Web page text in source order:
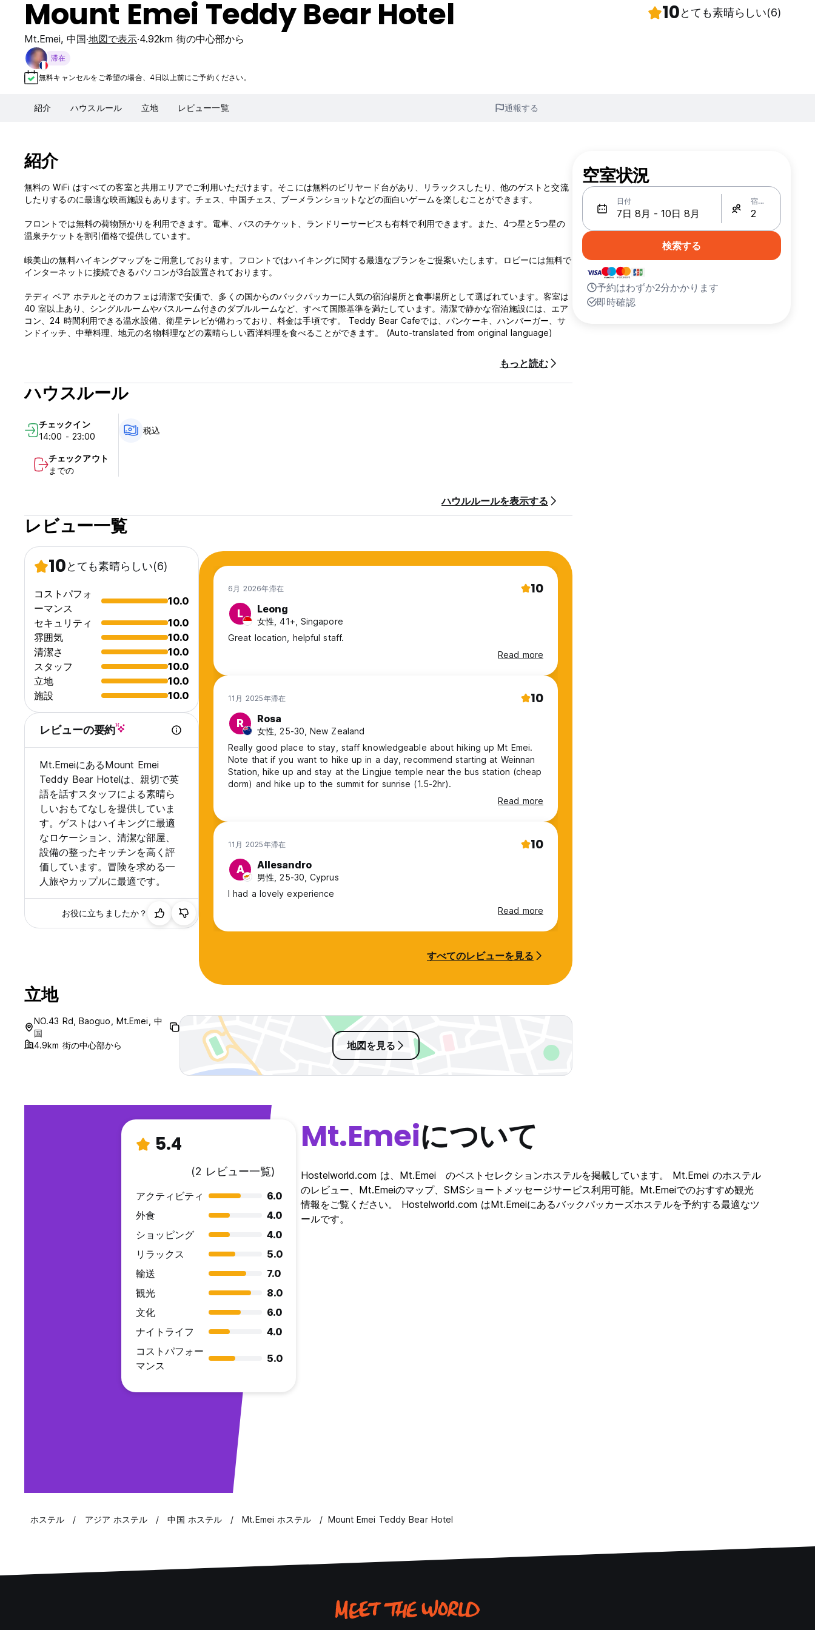
Mount Emei Teddy Bear Hotel 10とても素晴らしい(6)
Mt.Emei, 中国 地図で表示 4.92km 街の中心部から
滞在
無料キャンセルをご希望の場合、4日以上前にご予約ください。
紹介 ハウスルール 立地 レビュー一覧 通報する
紹介
無料の WiFi はすべての客室と共用エリアでご利用いただけます。そこには無料のビリヤード台があり、リラックスしたり、他のゲストと交流
したりするのに最適な映画施設もあります。チェス、中国チェス、ブーメランショットなどの面白いゲームを楽しむことができます。
フロントでは無料の荷物預かりを利用できます。電車、バスのチケット、ランドリーサービスも有料で利用できます。また、4つ星と5つ星の
温泉チケットを割引価格で提供しています。
峨美山の無料ハイキングマップをご用意しております。フロントではハイキングに関する最適なプランをご提案いたします。ロビーには無料で
インターネットに接続できるパソコンが3台設置されております。
テディ ベア ホテルとそのカフェは清潔で安価で、多くの国からのバックパッカーに人気の宿泊場所と食事場所として選ばれています。客室は
40 室以上あり、シングルルームやバスルーム付きのダブルルームなど、すべて国際基準を満たしています。清潔で静かな宿泊施設には、エア
コン、24 時間利用できる温水設備、衛星テレビが備わっており、料金は手頃です。 Teddy Bear Cafeでは、パンケーキ、ハンバーガー、サ
ンドイッチ、中華料理、地元の名物料理などの素晴らしい西洋料理を食べることができます。 (Auto-translated from original language)
もっと読む
ハウスルール
チェックイン
14:00 - 23:00
チェックアウト
までの
税込
ハウルルールを表示する
レビュー一覧
10とても素晴らしい(6)
コストパフォ
ーマンス
10.0
セキュリティ
10.0
雰囲気
10.0
清潔さ
10.0
スタッフ
10.0
立地
10.0
施設
10.0
レビューの要約
Mt.EmeiにあるMount Emei
Teddy Bear Hotelは、親切で英
語を話すスタッフによる素晴ら
しいおもてなしを提供していま
す。ゲストはハイキングに最適
なロケーション、清潔な部屋、
設備の整ったキッチンを高く評
価しています。冒険を求める一
人旅やカップルに最適です。
お役に立ちましたか？
6月 2026年滞在 10
L Leong
女性, 41+, Singapore
Great location, helpful staff.
Read more
11月 2025年滞在 10
R Rosa
女性, 25-30, New Zealand
Really good place to stay, staff knowledgeable about hiking up Mt Emei.
Note that if you want to hike up in a day, recommend starting at Weinnan
Station, hike up and stay at the Lingjue temple near the bus station (cheap
dorm) and hike up to the summit for sunrise (1.5-2hr).
Read more
11月 2025年滞在 10
A Allesandro
男性, 25-30, Cyprus
I had a lovely experience
Read more
すべてのレビューを見る
立地
NO.43 Rd, Baoguo, Mt.Emei, 中
国
4.9km 街の中心部から
地図を見る
空室状況
日付 宿泊人数
検索する
予約はわずか2分かかります
即時確認
5.4
(2 レビュー一覧)
アクティビティ
6.0
外食
4.0
ショッピング
4.0
リラックス
5.0
輸送
7.0
観光
8.0
文化
6.0
ナイトライフ
4.0
コストパフォー
マンス
5.0
Mt.Emeiについて
Hostelworld.com は、Mt.Emei のベストセレクションホステルを掲載しています。 Mt.Emei のホステル
のレビュー、Mt.Emeiのマップ、SMSショートメッセージサービス利用可能。Mt.Emeiでのおすすめ観光
情報をご覧ください。 Hostelworld.com はMt.Emeiにあるバックパッカーズホステルを予約する最適なツ
ールです。
ホステル アジア ホステル 中国 ホステル Mt.Emei ホステル Mount Emei Teddy Bear Hotel